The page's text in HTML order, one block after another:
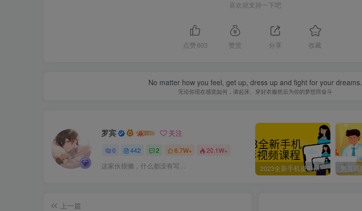
喜欢就支持一下吧
点赞 603 赞赏 分享 收藏
No matter how you feel, get up, dress up and fight for your dreams.
无论你现在感觉如何，请起床、穿好衣服然后为你的梦想而奋斗
罗宾 关注
0 442 2 6.7W+ 20.1W+
这家伙很懒，什么都没有写... 2023全新手机摄影视频课程
上一篇